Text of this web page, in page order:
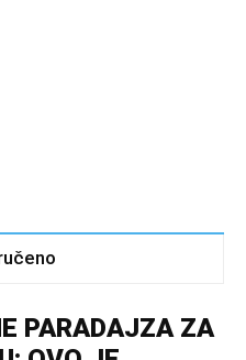
PARADAJZA ZA